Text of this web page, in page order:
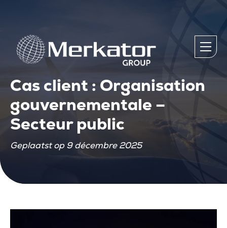
Cas client : Organisation
gouvernementale –
Secteur public
Geplaatst op 9 décembre 2025